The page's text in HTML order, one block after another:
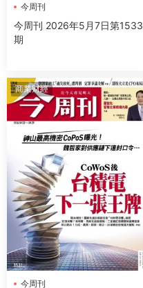
今周刊
今周刊 2026年5月7日第1533
期
商業财經
今周刊